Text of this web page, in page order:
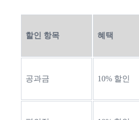
할인 항목 혜택
공과금 10% 할인